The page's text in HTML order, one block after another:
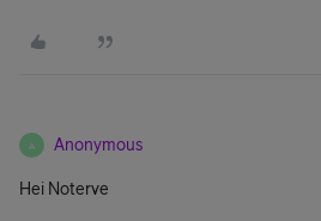
A Anonymous
Hei Noterve